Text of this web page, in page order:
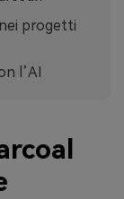
progetti
l’AI